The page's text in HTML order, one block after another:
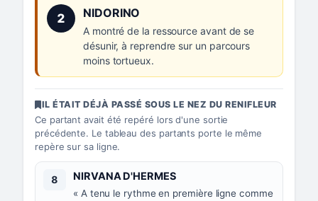
2 Numéro 2 :
NIDORINO
A montré de la ressource avant de se
désunir, à reprendre sur un parcours
moins tortueux.
IL ÉTAIT DÉJÀ PASSÉ SOUS LE NEZ DU RENIFLEUR
Ce partant avait été repéré lors d'une sortie
précédente. Le tableau des partants porte le même
repère sur sa ligne.
8 Numéro 8 :
NIRVANA D'HERMES
« A tenu le rythme en première ligne comme